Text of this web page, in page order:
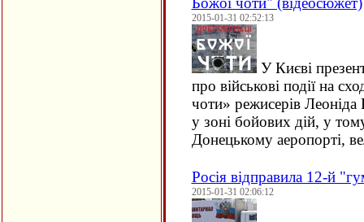
2015-01-31 02:52:13
У Києві
про військові події на
чоти» режисерів Леоніда
у зоні бойових дій, у
Донецькому аеропорті,
Росія відправила 12-й
2015-01-31 02:06:12